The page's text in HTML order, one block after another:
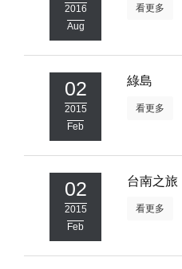
2016
Aug
看更多
02
2015
Feb
綠島
看更多
02
2015
Feb
台南之旅
看更多